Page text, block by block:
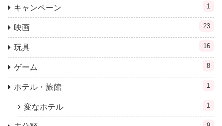
キャンペーン 1
映画 23
玩具 16
ゲーム 8
ホテル・旅館 1
変なホテル 1